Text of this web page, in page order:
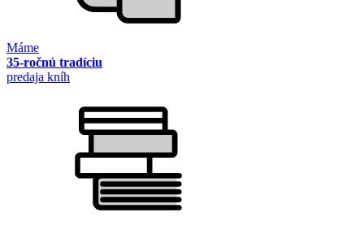
Máme
35-ročnú tradíciu
predaja kníh